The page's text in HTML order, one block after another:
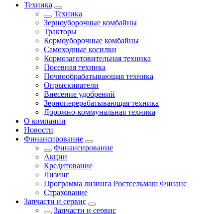
Техника
Техника
Зерноуборочные комбайны
Тракторы
Кормоуборочные комбайны
Самоходные косилки
Кормозаготовительная техника
Посевная техника
Почвообрабатывающая техника
Опрыскиватели
Внесение удобрений
Зерноперерабатывающая техника
Дорожно-коммунальная техника
О компании
Новости
Финансирование
Финансирование
Акции
Кредитование
Лизинг
Программа лизинга Ростсельмаш Финанс
Страхование
Запчасти и сервис
Запчасти и сервис